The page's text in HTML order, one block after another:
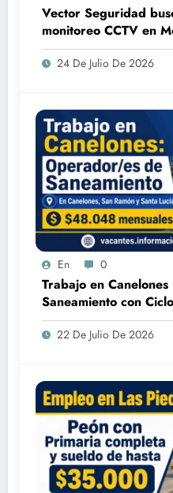
Vector Seguridad
monitoreo CCTV en
24 De Julio De 2026
En 0
Trabajo en
Saneamiento con
22 De Julio De 2026